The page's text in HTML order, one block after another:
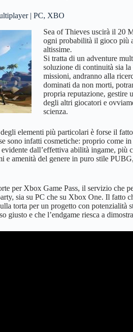
| PC, XBO
Sea of Thieves uscirà il 20
ogni probabilità il gioco più
altissime.
Si tratta di un adventure
soluzione di continuità sia
missioni, andranno alla
dominati da non morti,
propria reputazione, gestire
degli altri giocatori e
scienza.
elementi più particolari è forse il
sono infatti cosmetiche: proprio come
dall’effettiva abilità ingame, più
e amenità del genere in puro stile
per Xbox Game Pass, il servizio che
sia su PC che su Xbox One. Il fatto
torta per un progetto con potenzialità
giusto e che l’endgame riesca a